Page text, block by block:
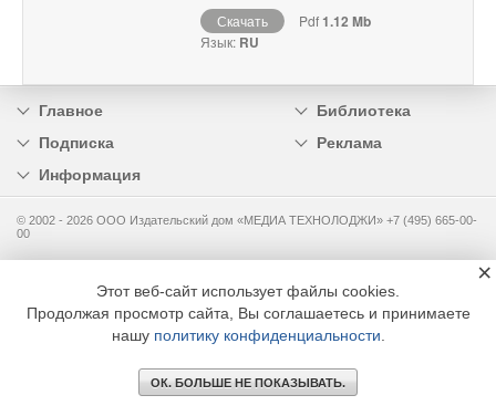
Скачать Pdf1.12 Mb
Язык: RU
Главное
Библиотека
Подписка
Реклама
Информация
© 2002 - 2026 OOO Издательский дом «МЕДИА ТЕХНОЛОДЖИ» +7 (495) 665-00-
00
Этот веб-сайт использует файлы cookies.
Продолжая просмотр сайта, Вы соглашаетесь и принимаете
нашу политику конфиденциальности
ОК. БОЛЬШЕ НЕ ПОКАЗЫВАТЬ.
×